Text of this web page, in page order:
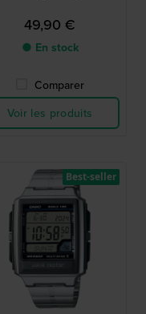
49,90 €
● En stock
Comparer
Voir les produits
Best-seller